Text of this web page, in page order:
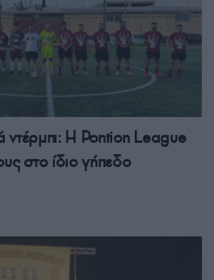
ντέρμπι: Η Pontion League
στο ίδιο γήπεδο